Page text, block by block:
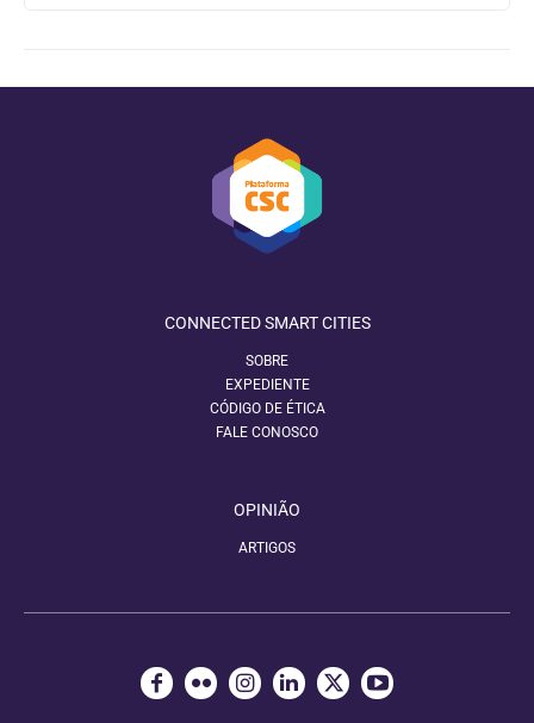
CONNECTED SMART CITIES
SOBRE
EXPEDIENTE
CÓDIGO DE ÉTICA
FALE CONOSCO
OPINIÃO
ARTIGOS